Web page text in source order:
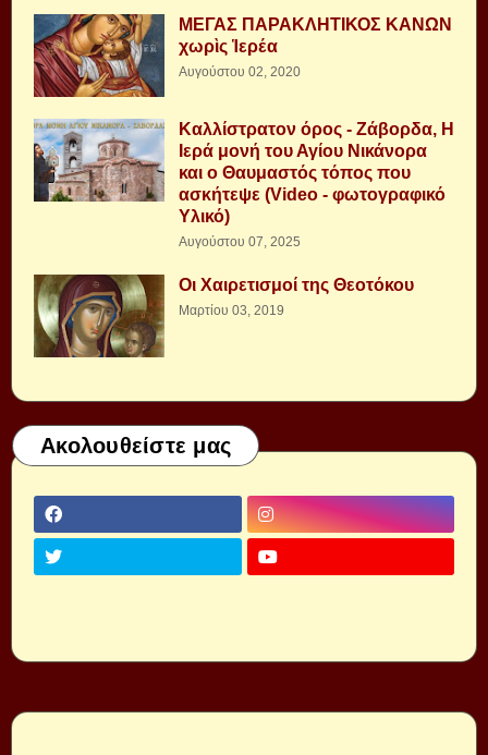
ΜΕΓΑΣ ΠΑΡΑΚΛΗΤΙΚΟΣ ΚΑΝΩΝ
χωρὶς Ἱερέα
Αυγούστου 02, 2020
Καλλίστρατον όρος - Ζάβορδα, Η
Ιερά μονή του Αγίου Νικάνορα
και ο Θαυμαστός τόπος που
ασκήτεψε (Video - φωτογραφικό
Υλικό)
Αυγούστου 07, 2025
Οι Χαιρετισμοί της Θεοτόκου
Μαρτίου 03, 2019
Ακολουθείστε μας